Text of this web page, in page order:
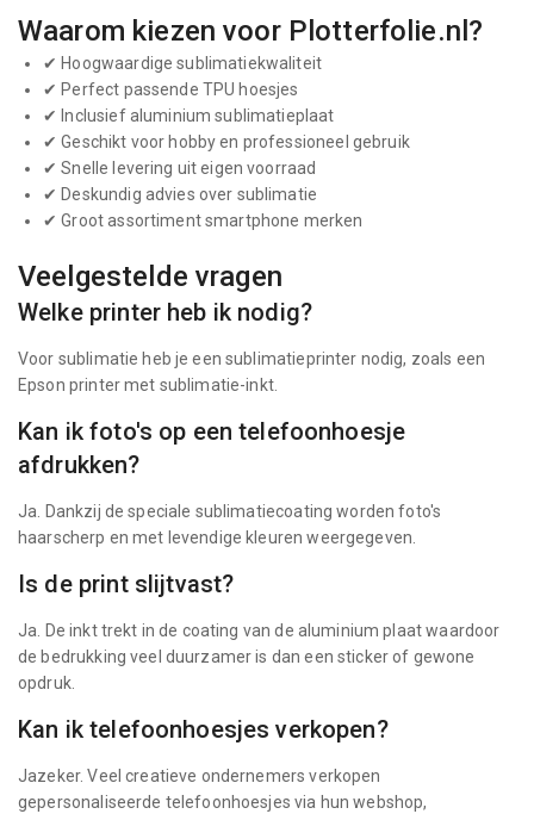
Waarom kiezen voor Plotterfolie.nl?
✔ Hoogwaardige sublimatiekwaliteit
✔ Perfect passende TPU hoesjes
✔ Inclusief aluminium sublimatieplaat
✔ Geschikt voor hobby en professioneel gebruik
✔ Snelle levering uit eigen voorraad
✔ Deskundig advies over sublimatie
✔ Groot assortiment smartphone merken
Veelgestelde vragen
Welke printer heb ik nodig?
Voor sublimatie heb je een sublimatieprinter nodig, zoals een
Epson printer met sublimatie-inkt.
Kan ik foto's op een telefoonhoesje
afdrukken?
Ja. Dankzij de speciale sublimatiecoating worden foto's
haarscherp en met levendige kleuren weergegeven.
Is de print slijtvast?
Ja. De inkt trekt in de coating van de aluminium plaat waardoor
de bedrukking veel duurzamer is dan een sticker of gewone
opdruk.
Kan ik telefoonhoesjes verkopen?
Jazeker. Veel creatieve ondernemers verkopen
gepersonaliseerde telefoonhoesjes via hun webshop,